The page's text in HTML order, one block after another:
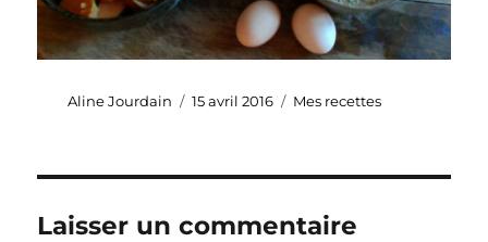
Auteur
Aline Jourdain
Publié
15 avril 2016 Catégories
Mes recettes
Laisser un commentaire